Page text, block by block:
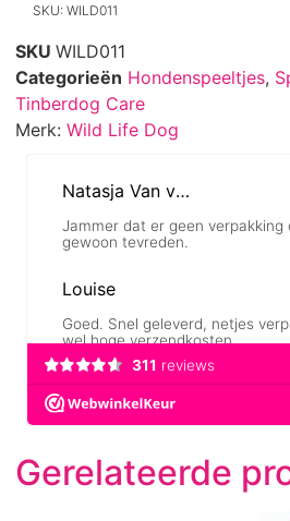
SKU: WILD011
SKU WILD011
Categorieën Hondenspeeltjes,
Tinberdog Care
Merk: Wild Life Dog
Gerelateerde